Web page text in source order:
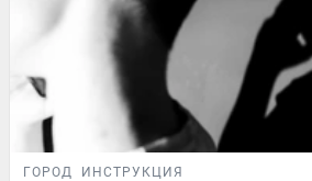
ГОРОД ИНСТРУКЦИЯ